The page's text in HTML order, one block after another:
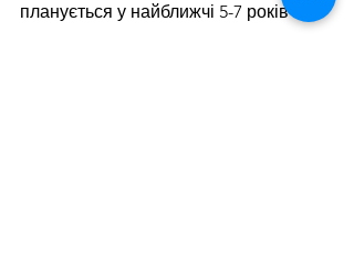
планується у найближчі 5-7 років